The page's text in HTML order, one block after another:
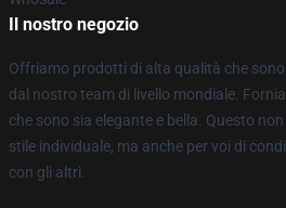
Il nostro negozio
Offriamo prodotti di alta qualità che
dal nostro team di livello mondiale.
che sono sia elegante e bella. Questo
stile individuale, ma anche per voi di
con gli altri.